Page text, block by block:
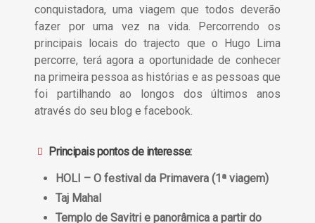
conquistadora, uma viagem que todos deverão
fazer por uma vez na vida. Percorrendo os
principais locais do trajecto que o Hugo Lima
percorre, terá agora a oportunidade de conhecer
na primeira pessoa as histórias e as pessoas que
foi partilhando ao longos dos últimos anos
através do seu blog e facebook.
Principais pontos de interesse:
HOLI – O festival da Primavera (1ª viagem)
Taj Mahal
Templo de Savitri e panorâmica a partir do